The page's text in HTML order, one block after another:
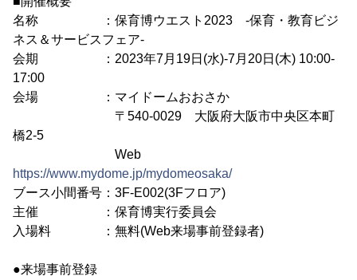
名称 ：保育博ウエスト2023 -保育・教育ビジ
ネス＆サービスフェア-
会期 ：2023年7月19日(水)-7月20日(木) 10:00-
17:00
会場 ：マイドームおおさか
〒540-0029 大阪府大阪市中央区本町
橋2-5
Web
https://www.mydome.jp/mydomeosaka/
ブース小間番号：3F-E002(3Fフロア)
主催 ：保育博実行委員会
入場料 ：無料(Web来場事前登録者)
●来場事前登録